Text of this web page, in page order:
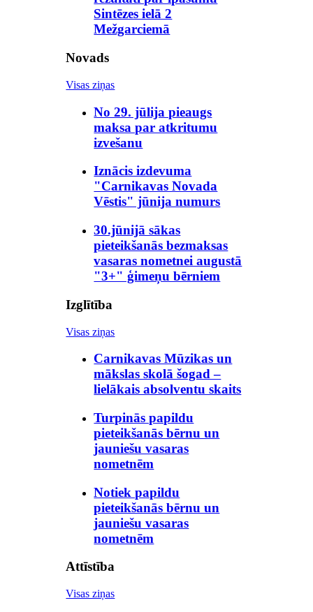
Sintēzes ielā 2
Mežgarciemā
Novads
Visas ziņas
No 29. jūlija pieaugs
maksa par atkritumu
izvešanu
Iznācis izdevuma
"Carnikavas Novada
Vēstis" jūnija numurs
30.jūnijā sākas
pieteikšanās bezmaksas
vasaras nometnei augustā
"3+" ģimeņu bērniem
Izglītība
Visas ziņas
Carnikavas Mūzikas un
mākslas skolā šogad –
lielākais absolventu skaits
Turpinās papildu
pieteikšanās bērnu un
jauniešu vasaras
nometnēm
Notiek papildu
pieteikšanās bērnu un
jauniešu vasaras
nometnēm
Attīstība
Visas ziņas